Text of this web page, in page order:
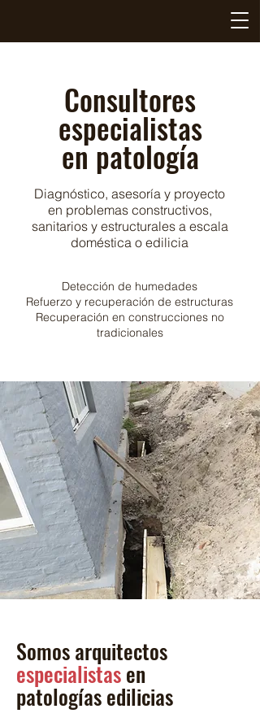
Consultores
especialistas
en patología
Diagnóstico, asesoría y proyecto
en problemas constructivos,
sanitarios y estructurales a escala
doméstica o edilicia
Detección de humedades
Refuerzo y recuperación de estructuras
Recuperación en construcciones no
tradicionales
Somosarquitectos
especialistasen
patologías edilicias